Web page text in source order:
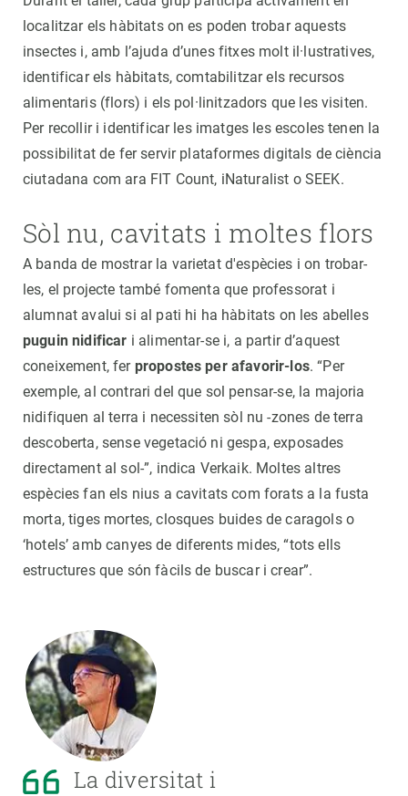
localitzar els hàbitats on es poden trobar aquests
insectes i, amb l’ajuda d’unes fitxes molt il·lustratives,
identificar els hàbitats, comtabilitzar els recursos
alimentaris (flors) i els pol·linitzadors que les visiten.
Per recollir i identificar les imatges les escoles tenen la
possibilitat de fer servir plataformes digitals de ciència
ciutadana com ara FIT Count, iNaturalist o SEEK.
Sòl nu, cavitats i moltes flors
A banda de mostrar la varietat d'espècies i on trobar-
les, el projecte també fomenta que professorat i
alumnat avalui si al pati hi ha hàbitats on les abelles
puguin nidificar i alimentar-se i, a partir d’aquest
coneixement, fer propostes per afavorir-los. “Per
exemple, al contrari del que sol pensar-se, la majoria
nidifiquen al terra i necessiten sòl nu -zones de terra
descoberta, sense vegetació ni gespa, exposades
directament al sol-”, indica Verkaik. Moltes altres
espècies fan els nius a cavitats com forats a la fusta
morta, tiges mortes, closques buides de caragols o
‘hotels’ amb canyes de diferents mides, “tots ells
estructures que són fàcils de buscar i crear”.
La diversitat i